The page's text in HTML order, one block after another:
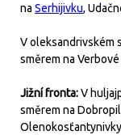
na Serhijivku,
V oleksandrivském
směrem na
Jižní fronta:V
směrem na